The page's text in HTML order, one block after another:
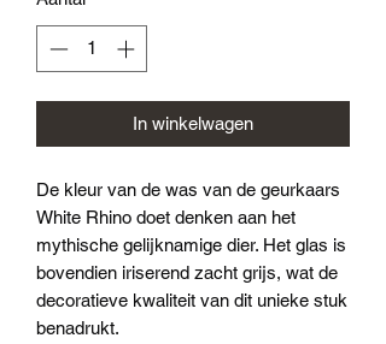
In winkelwagen
De kleur van de was van de geurkaars
White Rhino doet denken aan het
mythische gelijknamige dier. Het glas is
bovendien iriserend zacht grijs, wat de
decoratieve kwaliteit van dit unieke stuk
benadrukt.